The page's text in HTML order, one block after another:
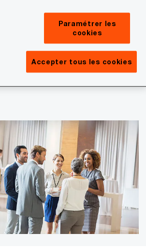
aux investisseurs cibles ?
contrôle interne, processus
Paramétrer les
cookies
Accepter tous les cookies